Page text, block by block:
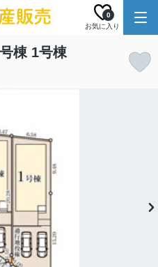
お気に入り
0
棟 1号棟